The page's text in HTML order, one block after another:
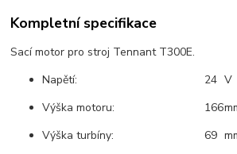
Kompletní specifikace
Sací motor pro stroj Tennant T300E.
Napětí:
24 V
Výška motoru:
166
Výška turbíny:
69